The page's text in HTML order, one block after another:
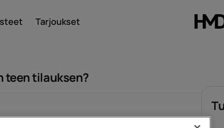
Tarjoukset
teen tilauksen?